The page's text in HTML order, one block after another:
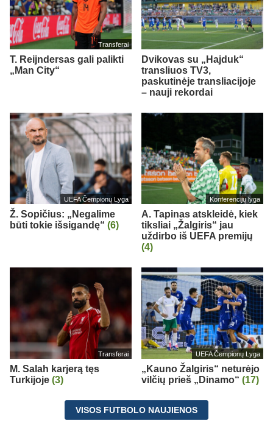
Transferai
T. Reijndersas gali palikti
„Man City“
Dvikovas su „Hajduk“
transliuos TV3,
paskutinėje transliacijoje
– nauji rekordai
UEFA Čempionų Lyga
Ž. Sopičius: „Negalime
būti tokie išsigandę“ (6)
Konferencijų lyga
A. Tapinas atskleidė, kiek
tiksliai „Žalgiris“ jau
uždirbo iš UEFA premijų
(4)
Transferai
M. Salah karjerą tęs
Turkijoje (3)
UEFA Čempionų Lyga
„Kauno Žalgiris“ neturėjo
vilčių prieš „Dinamo“ (17)
VISOS FUTBOLO NAUJIENOS